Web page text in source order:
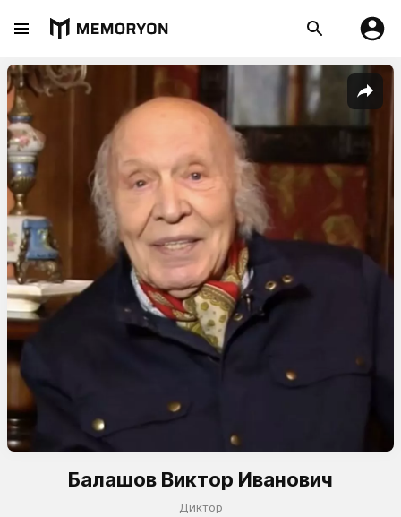
Балашов Виктор Иванович
Диктор